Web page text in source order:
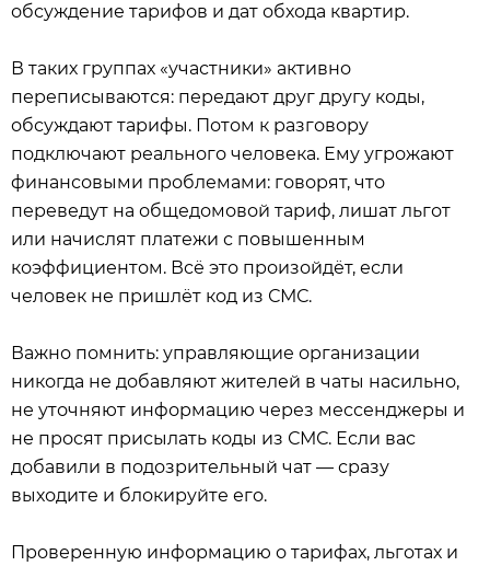
обсуждение тарифов и дат обхода квартир.
В таких группах «участники» активно
переписываются: передают друг другу коды,
обсуждают тарифы. Потом к разговору
подключают реального человека. Ему угрожают
финансовыми проблемами: говорят, что
переведут на общедомовой тариф, лишат льгот
или начислят платежи с повышенным
коэффициентом. Всё это произойдёт, если
человек не пришлёт код из СМС.
Важно помнить: управляющие организации
никогда не добавляют жителей в чаты насильно,
не уточняют информацию через мессенджеры и
не просят присылать коды из СМС. Если вас
добавили в подозрительный чат — сразу
выходите и блокируйте его.
Проверенную информацию о тарифах, льготах и